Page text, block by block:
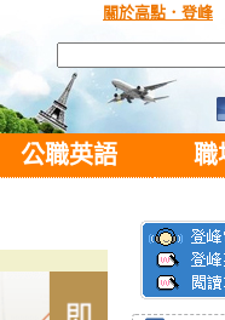
關於高點．登峰
公職英語 職